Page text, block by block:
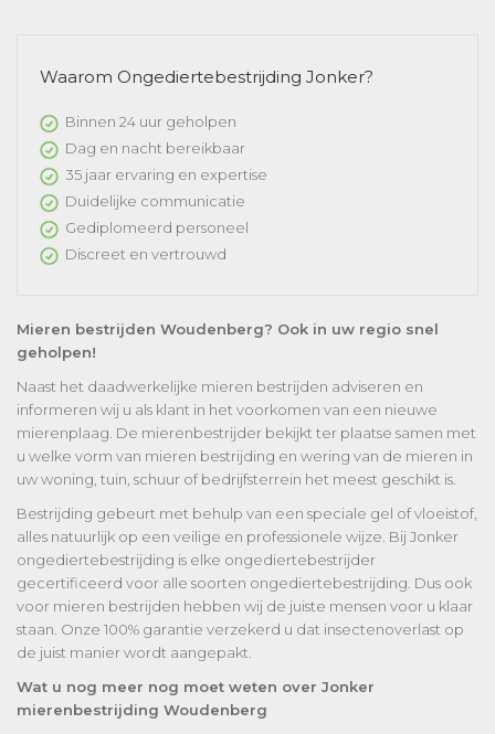
Waarom Ongediertebestrijding Jonker?
Binnen 24 uur geholpen
Dag en nacht bereikbaar
35 jaar ervaring en expertise
Duidelijke communicatie
Gediplomeerd personeel
Discreet en vertrouwd
Mieren bestrijden Woudenberg? Ook in uw regio snel
geholpen!
Naast het daadwerkelijke mieren bestrijden adviseren en
informeren wij u als klant in het voorkomen van een nieuwe
mierenplaag. De mierenbestrijder bekijkt ter plaatse samen met
u welke vorm van mieren bestrijding en wering van de mieren in
uw woning, tuin, schuur of bedrijfsterrein het meest geschikt is.
Bestrijding gebeurt met behulp van een speciale gel of vloeistof,
alles natuurlijk op een veilige en professionele wijze. Bij Jonker
ongediertebestrijding is elke ongediertebestrijder
gecertificeerd voor alle soorten ongediertebestrijding. Dus ook
voor mieren bestrijden hebben wij de juiste mensen voor u klaar
staan. Onze 100% garantie verzekerd u dat insectenoverlast op
de juist manier wordt aangepakt.
Wat u nog meer nog moet weten over Jonker
mierenbestrijding Woudenberg